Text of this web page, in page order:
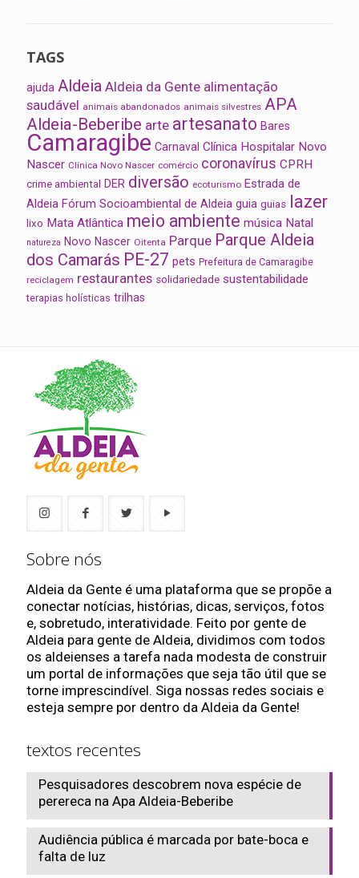
TAGS
ajuda Aldeia Aldeia da Gente alimentação
saudável animais abandonados animais silvestres APA
Aldeia-Beberibe arte artesanato Bares
Camaragibe Carnaval Clínica Hospitalar Novo
Nascer Clínica Novo Nascer comércio coronavírus CPRH
crime ambiental DER diversão ecoturismo Estrada de
Aldeia Fórum Socioambiental de Aldeia guia guias lazer
lixo Mata Atlântica meio ambiente música Natal
natureza Novo Nascer Oitenta Parque Parque Aldeia
dos Camarás PE-27 pets Prefeitura de Camaragibe
reciclagem restaurantes solidariedade sustentabilidade
terapias holísticas trilhas
Sobre nós
Aldeia da Gente é uma plataforma que se propõe a
conectar notícias, histórias, dicas, serviços, fotos
e, sobretudo, interatividade. Feito por gente de
Aldeia para gente de Aldeia, dividimos com todos
os aldeienses a tarefa nada modesta de construir
um portal de informações que seja tão útil que se
torne imprescindível. Siga nossas redes sociais e
esteja sempre por dentro da Aldeia da Gente!
textos recentes
Pesquisadores descobrem nova espécie de
perereca na Apa Aldeia-Beberibe
Audiência pública é marcada por bate-boca e
falta de luz